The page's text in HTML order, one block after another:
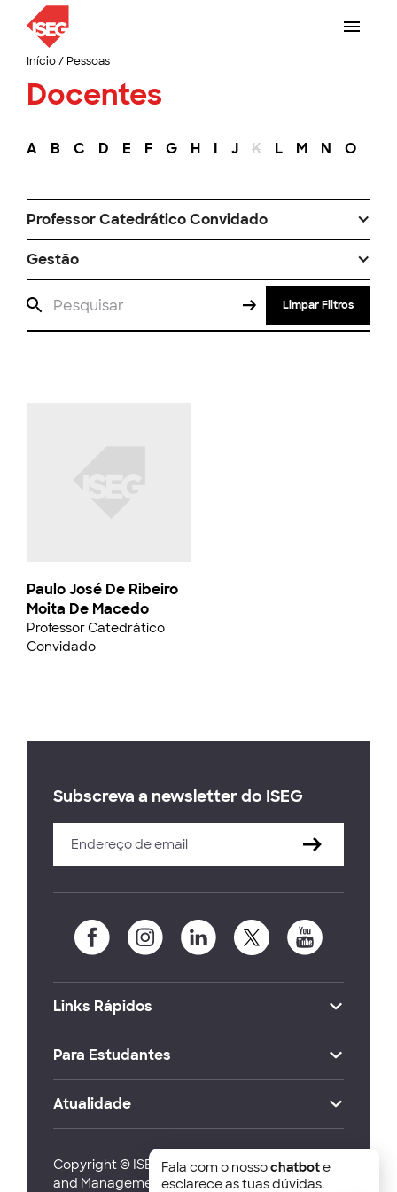
Início/ Pessoas
Docentes
A B C D E F G H I J K L M N O
Professor Catedrático Convidado
Gestão
Limpar Filtros
Paulo José De Ribeiro
Moita De Macedo
Professor Catedrático
Convidado
Subscreva a newsletter do ISEG
Links Rápidos
Para Estudantes
Atualidade
Copyright © ISEG Lisbon School of Economics
and Management 2026
Fala com o nossochatbote
esclarece as tuas dúvidas.